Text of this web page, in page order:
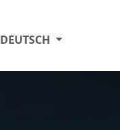
DEUTSCH